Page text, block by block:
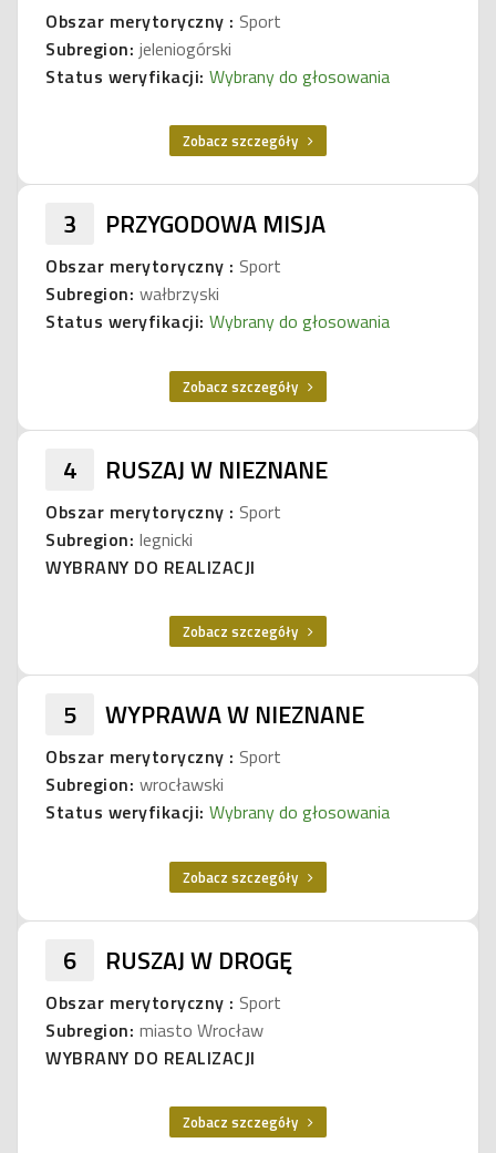
Obszar merytoryczny : Sport
Subregion: jeleniogórski
Status weryfikacji: Wybrany do głosowania
Zobacz szczegóły
3 PRZYGODOWA MISJA
Obszar merytoryczny : Sport
Subregion: wałbrzyski
Status weryfikacji: Wybrany do głosowania
Zobacz szczegóły
4 RUSZAJ W NIEZNANE
Obszar merytoryczny : Sport
Subregion: legnicki
WYBRANY DO REALIZACJI
Zobacz szczegóły
5 WYPRAWA W NIEZNANE
Obszar merytoryczny : Sport
Subregion: wrocławski
Status weryfikacji: Wybrany do głosowania
Zobacz szczegóły
6 RUSZAJ W DROGĘ
Obszar merytoryczny : Sport
Subregion: miasto Wrocław
WYBRANY DO REALIZACJI
Zobacz szczegóły